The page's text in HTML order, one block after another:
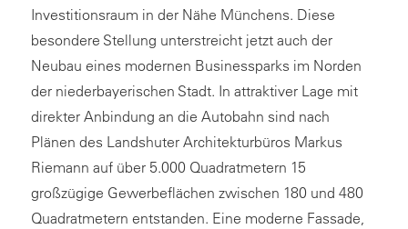
Investitionsraum in der Nähe Münchens. Diese
besondere Stellung unterstreicht jetzt auch der
Neubau eines modernen Businessparks im Norden
der niederbayerischen Stadt. In attraktiver Lage mit
direkter Anbindung an die Autobahn sind nach
Plänen des Landshuter Architekturbüros Markus
Riemann auf über 5.000 Quadratmetern 15
großzügige Gewerbeflächen zwischen 180 und 480
Quadratmetern entstanden. Eine moderne Fassade,